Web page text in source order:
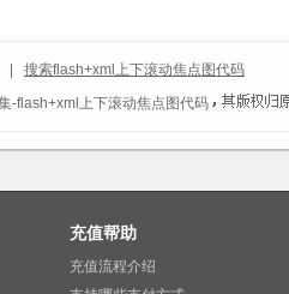
搜索flash+xml上下滚动焦点图代码
-flash+xml上下滚动焦点图代码
充值帮助
充值流程介绍